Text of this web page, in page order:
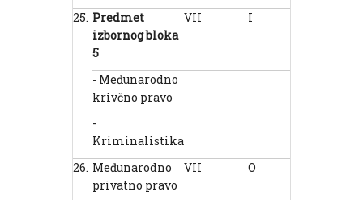
25. Predmet
izbornogbloka
5
VII I
- Međunarodno
krivčno pravo
-
Kriminalistika
26. Međunarodno
privatno pravo
VII O